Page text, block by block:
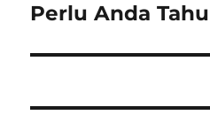
Perlu Anda Tahu